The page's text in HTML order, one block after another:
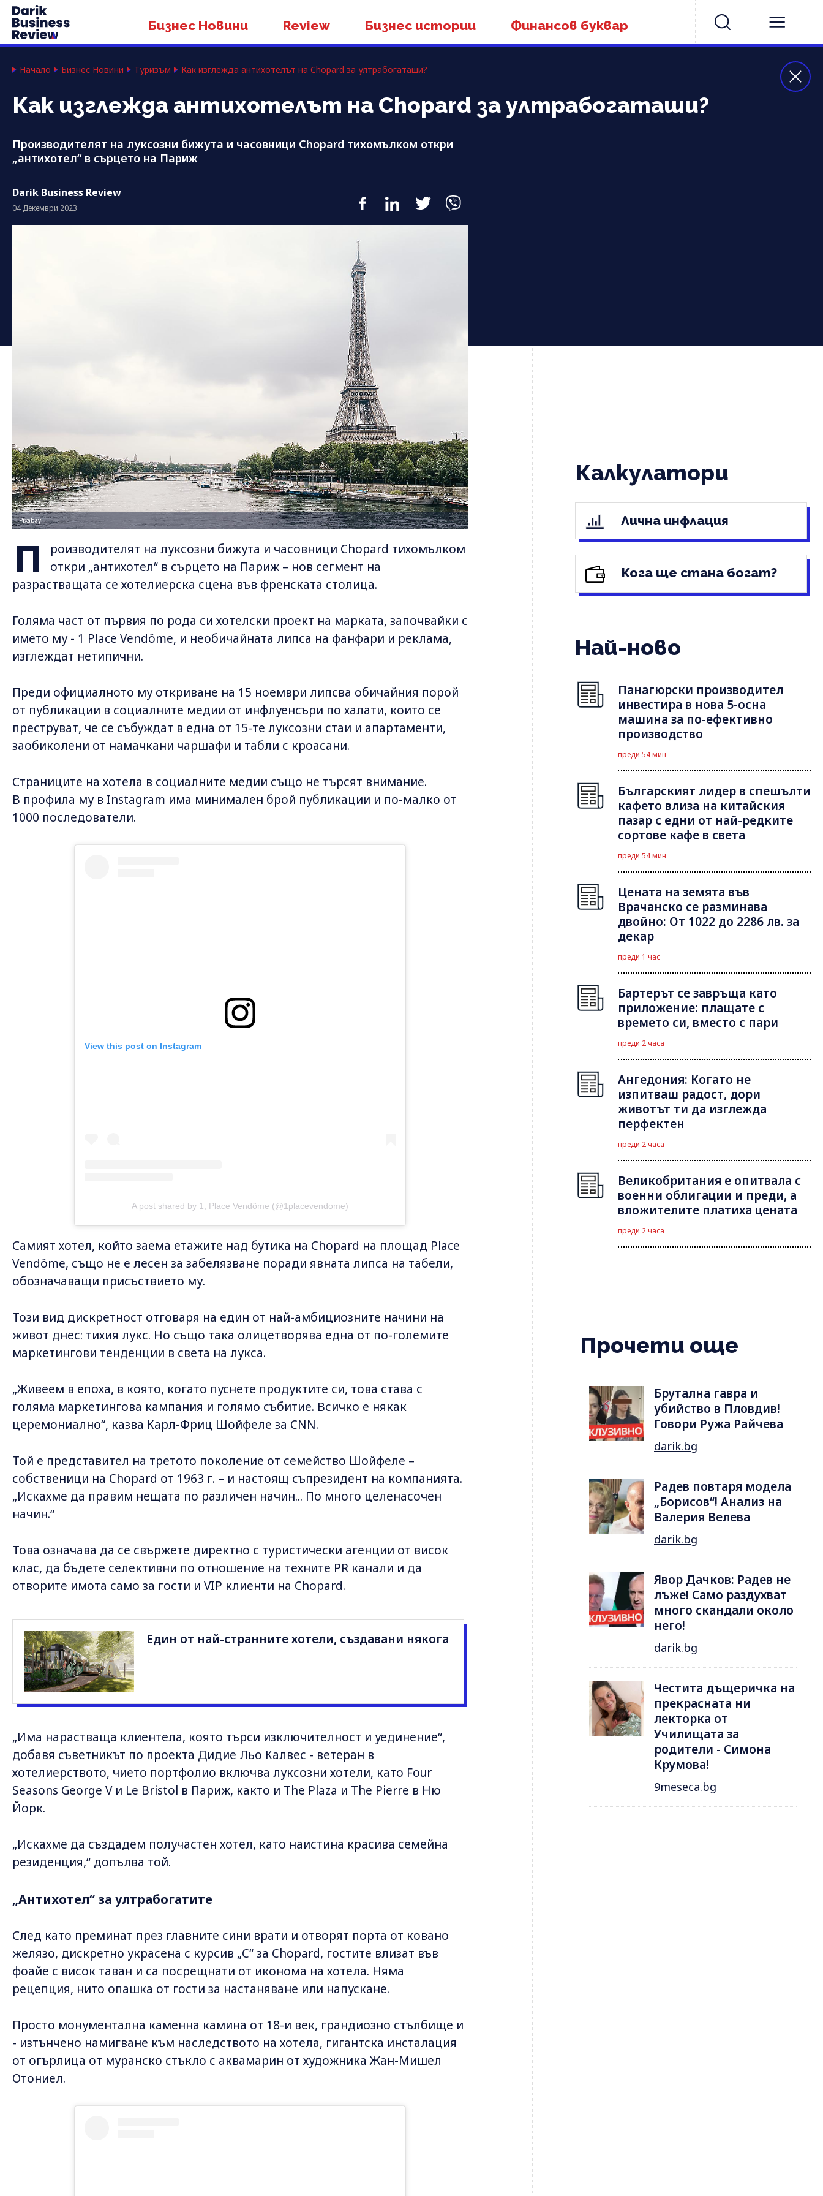
Бизнес Новини Review Бизнес истории Финансов буквар
Начало Бизнес Новини Туризъм Как изглежда антихотелът на Chopard за ултрабогаташи?
Как изглежда антихотелът на Chopard за ултрабогаташи?
Производителят на луксозни бижута и часовници Chopard тихомълком откри
„антихотел“ в сърцето на Париж
Darik Business Review
04 Декември 2023
Pixabay
П
роизводителят на луксозни бижута и часовници Chopard тихомълком
откри „антихотел“ в сърцето на Париж – нов сегмент на
разрастващата се хотелиерска сцена във френската столица.
Голяма част от първия по рода си хотелски проект на марката, започвайки с
името му - 1 Place Vendôme, и необичайната липса на фанфари и реклама,
изглеждат нетипични.
Преди официалното му откриване на 15 ноември липсва обичайния порой
от публикации в социалните медии от инфлуенсъри по халати, които се
преструват, че се събуждат в една от 15-те луксозни стаи и апартаменти,
заобиколени от намачкани чаршафи и табли с кроасани.
Страниците на хотела в социалните медии също не търсят внимание.
В профила му в Instagram има минимален брой публикации и по-малко от
1000 последователи.
View this post on Instagram
A post shared by 1, Place Vendôme (@1placevendome)
Самият хотел, който заема етажите над бутика на Chopard на площад Place
Vendôme, също не е лесен за забелязване поради явната липса на табели,
обозначаващи присъствието му.
Този вид дискретност отговаря на един от най-амбициозните начини на
живот днес: тихия лукс. Но също така олицетворява една от по-големите
маркетингови тенденции в света на лукса.
„Живеем в епоха, в която, когато пуснете продуктите си, това става с
голяма маркетингова кампания и голямо събитие. Всичко е някак
церемониално“, казва Карл-Фриц Шойфеле за CNN.
Той е представител на третото поколение от семейство Шойфеле –
собственици на Chopard от 1963 г. – и настоящ съпрезидент на компанията.
„Искахме да правим нещата по различен начин... По много целенасочен
начин.“
Това означава да се свържете директно с туристически агенции от висок
клас, да бъдете селективни по отношение на техните PR канали и да
отворите имота само за гости и VIP клиенти на Chopard.
Един от най-странните хотели, създавани някога
„Има нарастваща клиентела, която търси изключителност и уединение“,
добавя съветникът по проекта Дидие Льо Калвес - ветеран в
хотелиерството, чието портфолио включва луксозни хотели, като Four
Seasons George V и Le Bristol в Париж, както и The Plaza и The Pierre в Ню
Йорк.
„Искахме да създадем получастен хотел, като наистина красива семейна
резиденция,“ допълва той.
„Антихотел“ за ултрабогатите
След като преминат през главните сини врати и отворят порта от ковано
желязо, дискретно украсена с курсив „C“ за Chopard, гостите влизат във
фоайе с висок таван и са посрещнати от иконома на хотела. Няма
рецепция, нито опашка от гости за настаняване или напускане.
Просто монументална каменна камина от 18-и век, грандиозно стълбище и
- изтънчено намигване към наследството на хотела, гигантска инсталация
от огърлица от муранско стъкло с аквамарин от художника Жан-Мишел
Отониел.
Калкулатори
Лична инфлация
Кога ще стана богат?
Най-ново
Панагюрски производител
инвестира в нова 5-осна
машина за по-ефективно
производство
преди 54 мин
Българският лидер в спешълти
кафето влиза на китайския
пазар с едни от най-редките
сортове кафе в света
преди 54 мин
Цената на земята във
Врачанско се разминава
двойно: От 1022 до 2286 лв. за
декар
преди 1 час
Бартерът се завръща като
приложение: плащате с
времето си, вместо с пари
преди 2 часа
Ангедония: Когато не
изпитваш радост, дори
животът ти да изглежда
перфектен
преди 2 часа
Великобритания е опитвала с
военни облигации и преди, а
вложителите платиха цената
преди 2 часа
Прочети още
Брутална гавра и
убийство в Пловдив!
Говори Ружа Райчева
darik.bg
Радев повтаря модела
„Борисов“! Анализ на
Валерия Велева
darik.bg
Явор Дачков: Радев не
лъже! Само раздухват
много скандали около
него!
darik.bg
Честита дъщеричка на
прекрасната ни
лекторка от
Училищата за
родители - Симона
Крумова!
9meseca.bg